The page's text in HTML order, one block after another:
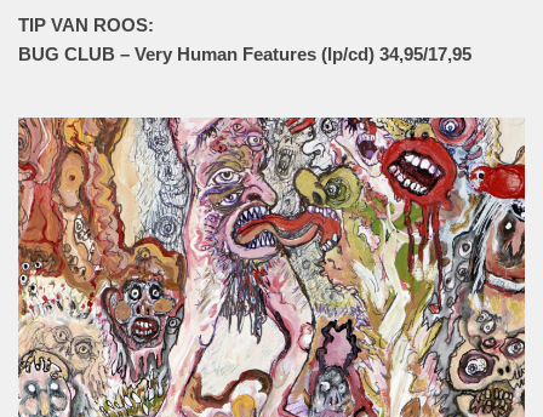
TIP VAN ROOS:
BUG CLUB – Very Human Features (lp/cd) 34,95/17,95